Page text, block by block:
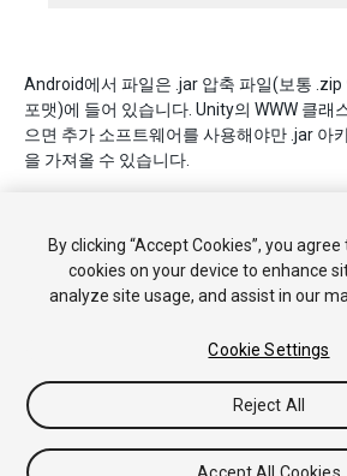
Android에서 파일은 .jar 압축 파일(보통 .zip
포맷)에 들어 있습니다. Unity의 WWW 클래
으면 추가 소프트웨어를 사용해야만 .jar 아
을 가져올 수 있습니다.
Copyright © 2018 Unity Technologies.
보
쿠키 내 개인정보
By clicking “Accept Cookies”, you
cookies on your device to enhance
analyze site usage, and assist in our
Cookie Settings
Reject All